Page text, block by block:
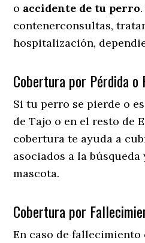
o accidente de tu perro
contenerconsultas,
hospitalización,
Cobertura por Pérdida o
Si tu perro se pierde o
de Tajo o en el resto de
cobertura te ayuda a
asociados a la
mascota.
Cobertura por
En caso de